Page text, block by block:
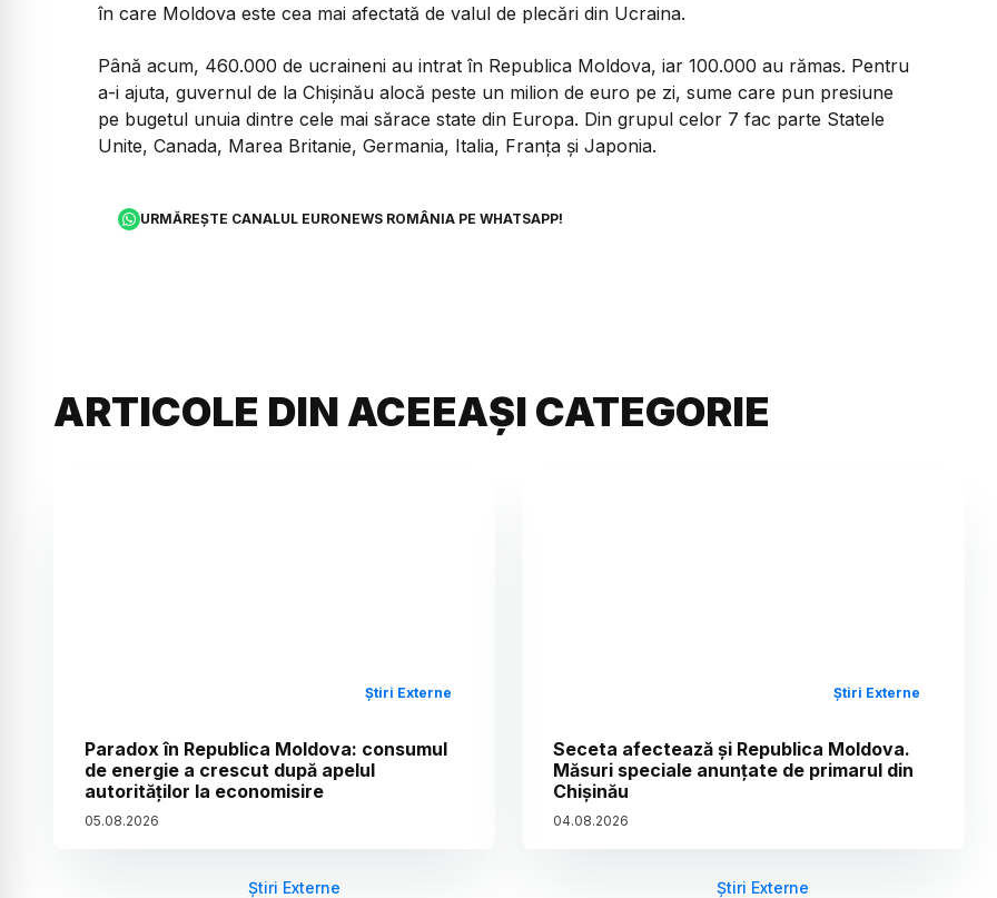
în care Moldova este cea mai afectată de valul de plecări din Ucraina.
Până acum, 460.000 de ucraineni au intrat în Republica Moldova, iar 100.000 au rămas. Pentru
a-i ajuta, guvernul de la Chișinău alocă peste un milion de euro pe zi, sume care pun presiune
pe bugetul unuia dintre cele mai sărace state din Europa. Din grupul celor 7 fac parte Statele
Unite, Canada, Marea Britanie, Germania, Italia, Franța și Japonia.
URMĂREȘTE CANALUL EURONEWS ROMÂNIA PE WHATSAPP!
ARTICOLE DIN ACEEAȘI CATEGORIE
Știri Externe
Paradox în Republica Moldova: consumul
de energie a crescut după apelul
autorităților la economisire
05.08.2026
Știri Externe
Seceta afectează și Republica Moldova.
Măsuri speciale anunțate de primarul din
Chișinău
04.08.2026
Știri Externe Știri Externe